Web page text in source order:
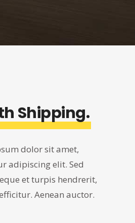
Shipping.
dolor sit amet,
adipiscing elit. Sed
et turpis hendrerit,
Aenean auctor.